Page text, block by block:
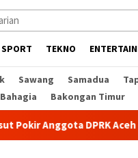
SPORT TEKNO
Sawang Samadua
Bakongan Timur
Anggota DPRK Aceh